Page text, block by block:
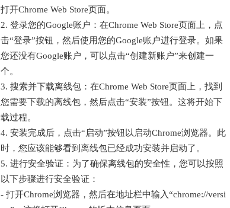
打开Chrome Web Store页面。
2. 登录您的Google账户：在Chrome Web Store页面上，点
击“登录”按钮，然后使用您的Google账户进行登录。如果
您还没有Google账户，可以点击“创建新账户”来创建一
个。
3. 搜索并下载离线包：在Chrome Web Store页面上，找到
您需要下载的离线包，然后点击“安装”按钮。这将开始下
载过程。
4. 安装完成后，点击“启动”按钮以启动Chrome浏览器。此
时，您应该能够看到离线包已经成功安装并启动了。
5. 进行安全验证：为了确保离线包的安全性，您可以按照
以下步骤进行安全验证：
- 打开Chrome浏览器，然后在地址栏中输入“chrome://versi